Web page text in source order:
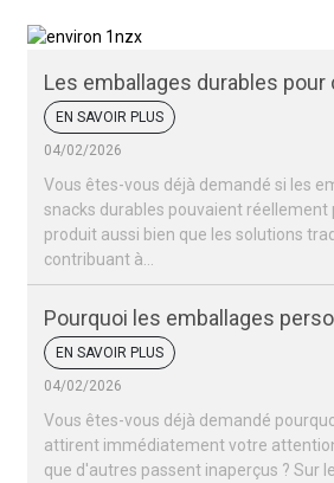
Les emballages durables pour
peuvent-ils protéger vos
EN SAVOIR PLUS
04/02/2026
Vous êtes-vous déjà demandé si les
snacks durables pouvaient réellement
produit aussi bien que les solutions
contribuant à...
Pourquoi les emballages
vos snacks sont-ils si
marque ?
EN SAVOIR PLUS
04/02/2026
Vous êtes-vous déjà demandé
attirent immédiatement votre
que d'autres passent inaperçus ? Sur